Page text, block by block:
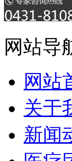
网站导
网站
关于
新闻